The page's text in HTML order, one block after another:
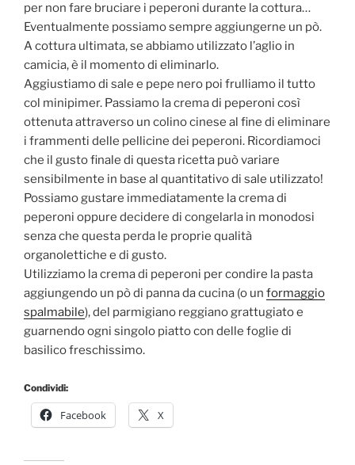
per non fare bruciare i peperoni durante la cottura…
Eventualmente possiamo sempre aggiungerne un pò.
A cottura ultimata, se abbiamo utilizzato l’aglio in
camicia, è il momento di eliminarlo.
Aggiustiamo di sale e pepe nero poi frulliamo il tutto
col minipimer. Passiamo la crema di peperoni così
ottenuta attraverso un colino cinese al fine di eliminare
i frammenti delle pellicine dei peperoni. Ricordiamoci
che il gusto finale di questa ricetta può variare
sensibilmente in base al quantitativo di sale utilizzato!
Possiamo gustare immediatamente la crema di
peperoni oppure decidere di congelarla in monodosi
senza che questa perda le proprie qualità
organolettiche e di gusto.
Utilizziamo la crema di peperoni per condire la pasta
aggiungendo un pò di panna da cucina (o un formaggio
spalmabile), del parmigiano reggiano grattugiato e
guarnendo ogni singolo piatto con delle foglie di
basilico freschissimo.
Condividi:
Facebook X